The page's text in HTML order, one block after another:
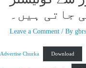
جاتی ہیں۔
Leave a Comment / By
Advertise Churka Download